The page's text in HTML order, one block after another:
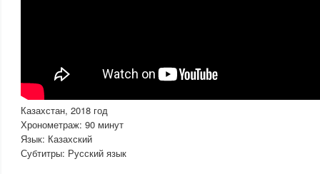
Казахстан, 2018 год
Хронометраж: 90 минут
Язык: Казахский
Субтитры: Русский язык